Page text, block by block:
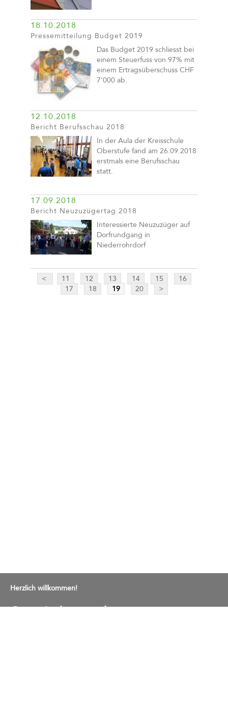
18.10.2018
Pressemitteilung Budget 2019
Das Budget 2019 schliesst bei
einem Steuerfuss von 97% mit
einem Ertragsüberschuss CHF
7‘000 ab.
12.10.2018
Bericht Berufsschau 2018
In der Aula der Kreisschule
Oberstufe fand am 26.09.2018
erstmals eine Berufsschau
statt.
17.09.2018
Bericht Neuzuzügertag 2018
Interessierte Neuzuzüger auf
Dorfrundgang in
Niederrohrdorf
< 11 12 13 14 15
16
17
18 19 20 >
Herzlich willkommen!
Gemeindeverwaltung